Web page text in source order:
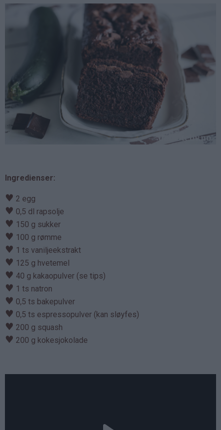
Ingredienser:
♥ 2 egg
♥ 0,5 dl rapsolje
♥ 150 g sukker
♥ 100 g rømme
♥ 1 ts vaniljeekstrakt
♥ 125 g hvetemel
♥ 40 g kakaopulver (se tips)
♥ 1 ts natron
♥ 0,5 ts bakepulver
♥ 0,5 ts espressopulver (kan sløyfes)
♥ 200 g squash
♥ 200 g kokesjokolade